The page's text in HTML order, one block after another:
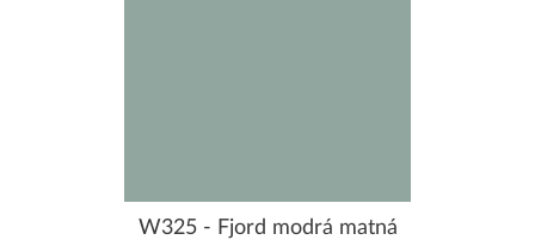
W325 - Fjord modrá matná